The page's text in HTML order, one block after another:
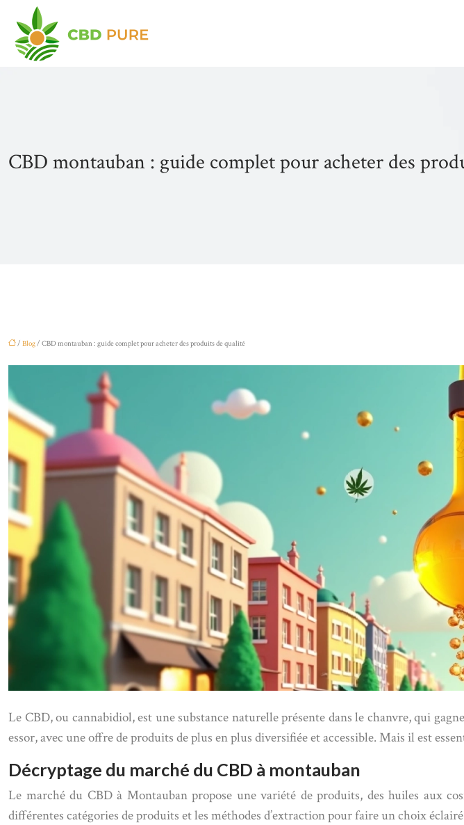
CBD montauban : guide complet pour acheter des
/ Blog/ CBD montauban : guide complet pour acheter des produits de qualité
Le CBD, ou cannabidiol, est une substance naturelle présente dans le chanvre, qui
essor, avec une offre de produits de plus en plus diversifiée et accessible. Mais il est
Décryptage du marché du CBD à montauban
Le marché du CBD à Montauban propose une variété de produits, des huiles aux
différentes catégories de produits et les méthodes d’extraction pour faire un choix